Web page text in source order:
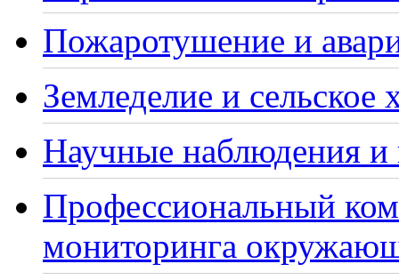
Пожаротушение и
Земледелие и сельское
Научные наблюдения и
Профессиональный
мониторинга